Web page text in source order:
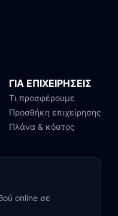
ΓΙΑ ΕΠΙΧΕΙΡΗΣΕΙΣ
Τι προσφέρουμε
Προσθήκη επιχείρησης
Πλάνα & κόστος
online σε